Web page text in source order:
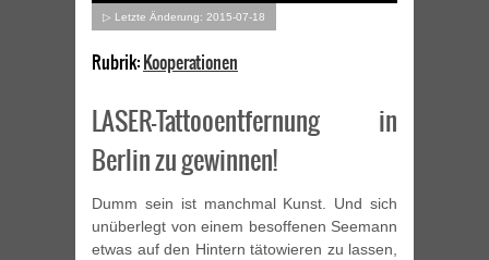
▷ Letzte Änderung: 2015-07-18
Rubrik:Kooperationen
LASER-Tattooentfernung in
Berlin zu gewinnen!
Dumm sein ist manchmal Kunst. Und sich
unüberlegt von einem besoffenen Seemann
etwas auf den Hintern tätowieren zu lassen,